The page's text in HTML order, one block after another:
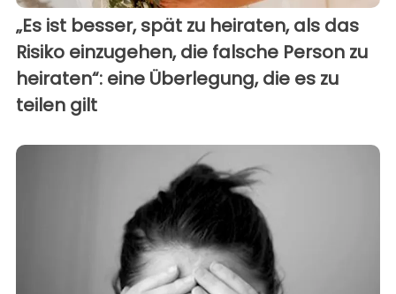
„Es ist besser, spät zu heiraten, als das
Risiko einzugehen, die falsche Person zu
heiraten“: eine Überlegung, die es zu
teilen gilt